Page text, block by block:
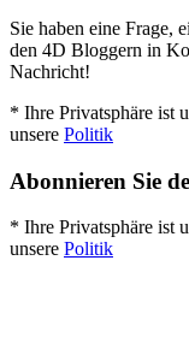
Sie haben eine Frage,
den 4D Bloggern in
Nachricht!
* Ihre Privatsphäre ist
unsere Politik
Abonnieren Sie
* Ihre Privatsphäre ist
unsere Politik